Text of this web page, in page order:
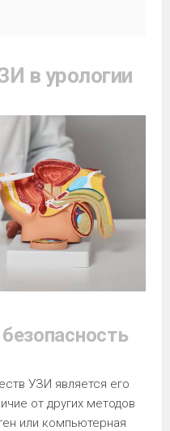
в урологии
УЗИ является его
от других методов
или компьютерная